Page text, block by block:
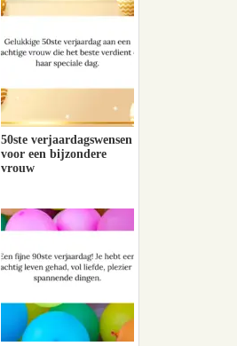
50ste verjaardagswensen
voor een bijzondere
vrouw